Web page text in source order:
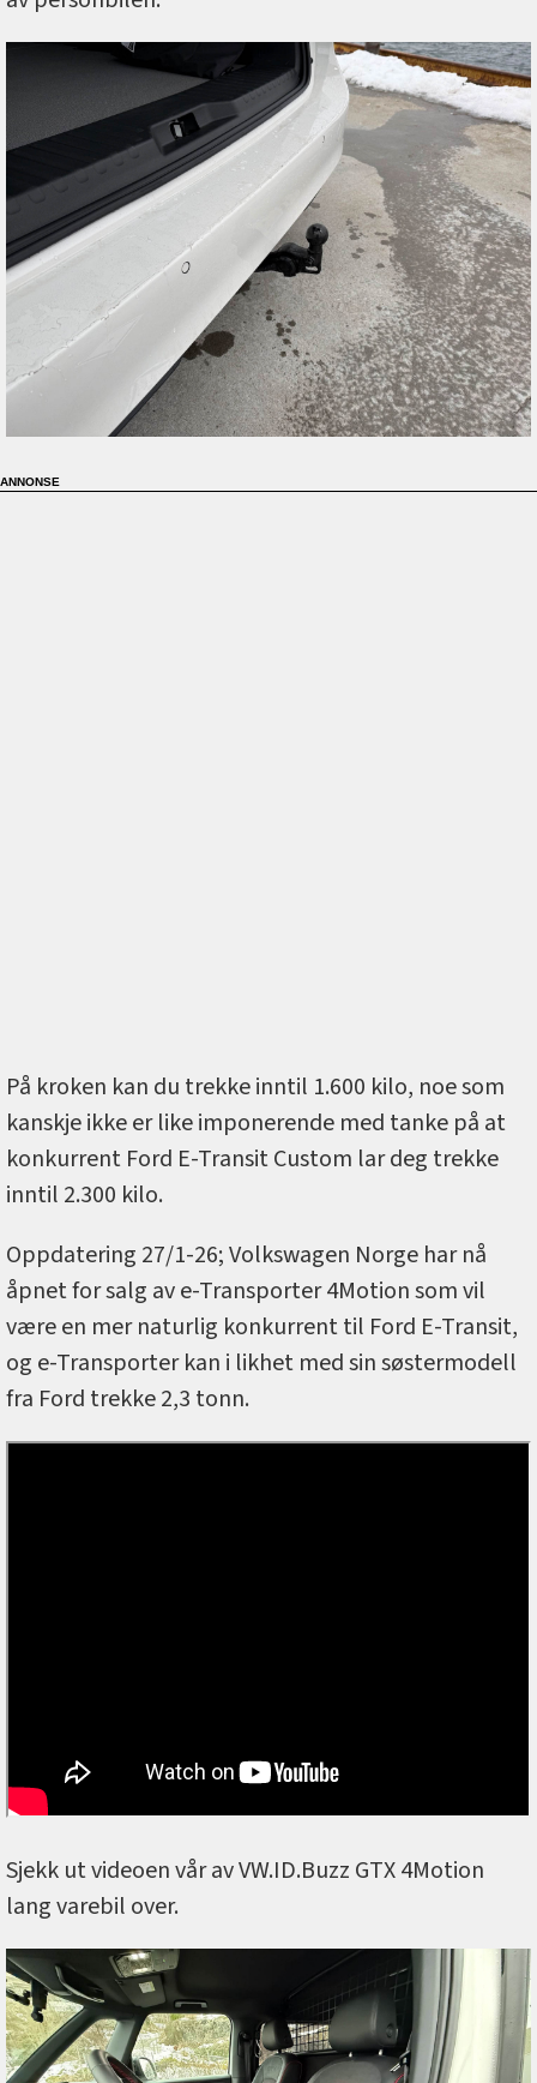
På kroken kan du trekke inntil 1.600 kilo, noe som
kanskje ikke er like imponerende med tanke på at
konkurrent Ford E-Transit Custom lar deg trekke
inntil 2.300 kilo.
Oppdatering 27/1-26; Volkswagen Norge har nå
åpnet for salg av e-Transporter 4Motion som vil
være en mer naturlig konkurrent til Ford E-Transit,
og e-Transporter kan i likhet med sin søstermodell
fra Ford trekke 2,3 tonn.
Sjekk ut videoen vår av VW.ID.Buzz GTX 4Motion
lang varebil over.